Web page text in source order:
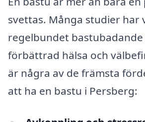
svettas. Många studier har
regelbundet
förbättrad hälsa och
är några av de främsta
att ha en bastu i Persberg: